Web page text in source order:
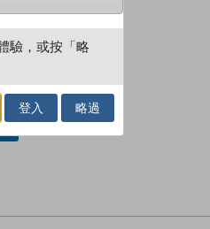
加入閱讀紀錄
驗，或按「略
登入 略過